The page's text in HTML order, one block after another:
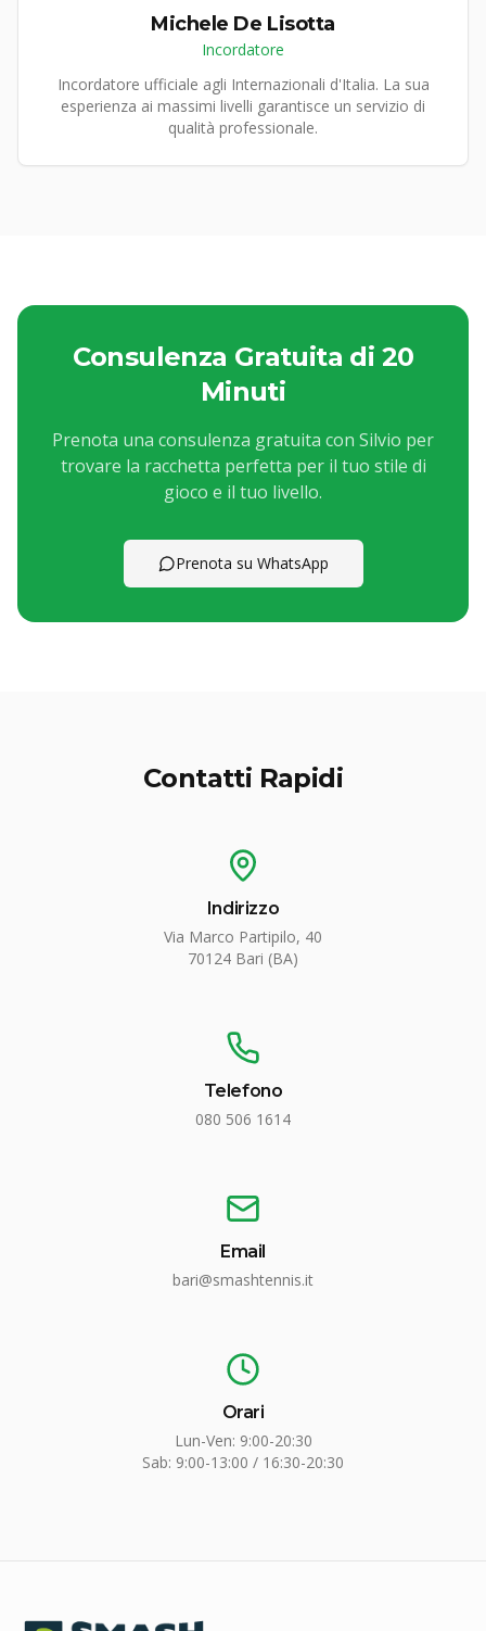
Michele De Lisotta
Incordatore
Incordatore ufficiale agli Internazionali d'Italia. La sua
esperienza ai massimi livelli garantisce un servizio di
qualità professionale.
Consulenza Gratuita di 20
Minuti
Prenota una consulenza gratuita con Silvio per
trovare la racchetta perfetta per il tuo stile di
gioco e il tuo livello.
Prenota su WhatsApp
Contatti Rapidi
Indirizzo
Via Marco Partipilo, 40
70124 Bari (BA)
Telefono
080 506 1614
Email
bari@smashtennis.it
Orari
Lun-Ven: 9:00-20:30
Sab: 9:00-13:00 / 16:30-20:30